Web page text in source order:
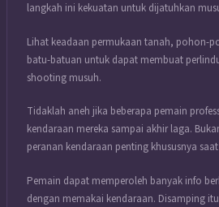
langkah ini kekuatan untuk dijatuhkan
Lihat keadaan permukaan tanah, pohon-
batu-batuan untuk dapat membuat
shooting musuh.
Tidaklah aneh jika beberapa pemain
kendaraan mereka sampai akhir laga.
peranan kendaraan penting khususnya
Pemain dapat memperoleh banyak info
dengan memakai kendaraan. Disamping